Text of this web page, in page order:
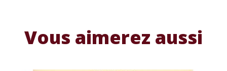
Vous aimerez aussi